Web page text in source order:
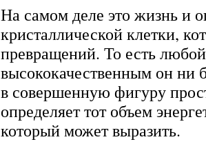
На самом деле это жизнь и
кристаллической клетки,
превращений. То есть
высококачественным он ни
в совершенную фигуру
определяет тот объем
который может выразить.